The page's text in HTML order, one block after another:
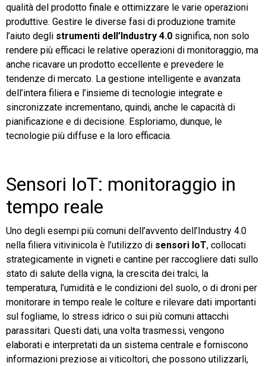
qualità del prodotto finale e ottimizzare le varie operazioni
produttive. Gestire le diverse fasi di produzione tramite
l’aiuto degli strumenti dell’Industry 4.0 significa, non solo
rendere più efficaci le relative operazioni di monitoraggio, ma
anche ricavare un prodotto eccellente e prevedere le
tendenze di mercato. La gestione intelligente e avanzata
dell’intera filiera e l’insieme di tecnologie integrate e
sincronizzate incrementano, quindi, anche le capacità di
pianificazione e di decisione. Esploriamo, dunque, le
tecnologie più diffuse e la loro efficacia.
Sensori IoT: monitoraggio in
tempo reale
Uno degli esempi più comuni dell’avvento dell’Industry 4.0
nella filiera vitivinicola è l’utilizzo di sensori IoT, collocati
strategicamente in vigneti e cantine per raccogliere dati sullo
stato di salute della vigna, la crescita dei tralci, la
temperatura, l’umidità e le condizioni del suolo, o di droni per
monitorare in tempo reale le colture e rilevare dati importanti
sul fogliame, lo stress idrico o sui più comuni attacchi
parassitari. Questi dati, una volta trasmessi, vengono
elaborati e interpretati da un sistema centrale e forniscono
informazioni preziose ai viticoltori, che possono utilizzarli,